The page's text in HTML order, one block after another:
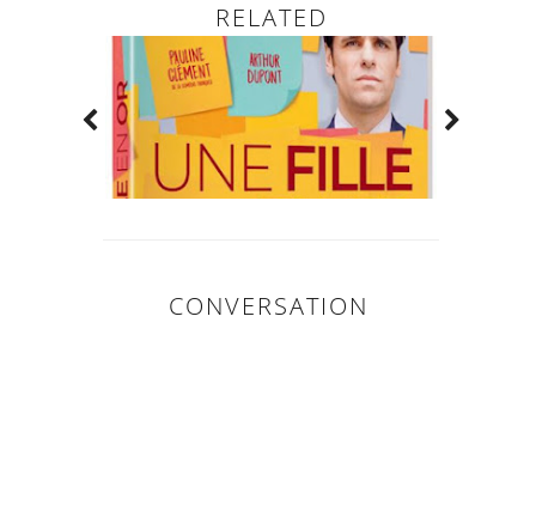
RELATED
CONVERSATION